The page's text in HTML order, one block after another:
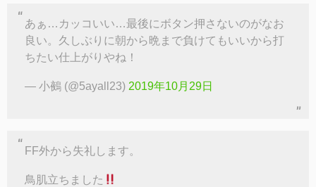
あぁ…カッコいい…最後にボタン押さないのがなお
良い。久しぶりに朝から晩まで負けてもいいから打
ちたい仕上がりやね！
— 小鵺 (@5ayall23) 2019年10月29日
FF外から失礼します。
鳥肌立ちました